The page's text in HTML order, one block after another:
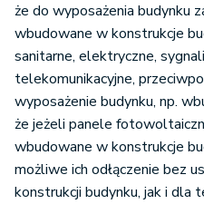
że do wyposażenia budynku
wbudowane w konstrukcje
sanitarne, elektryczne,
telekomunikacyjne,
wyposażenie budynku, np.
że jeżeli panele
wbudowane w konstrukcje
możliwe ich odłączenie bez
konstrukcji budynku, jak i dla